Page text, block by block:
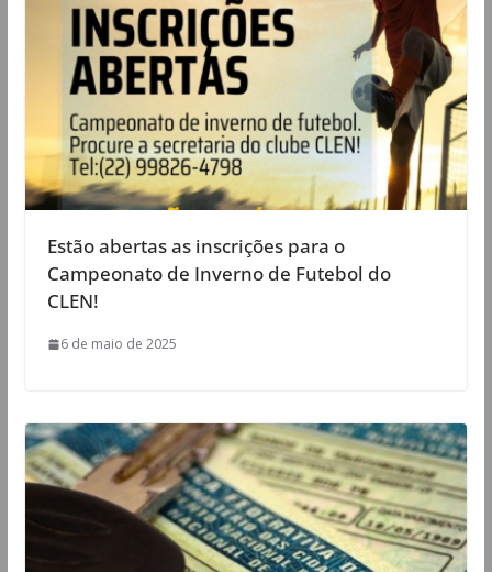
Estão abertas as inscrições para o
Campeonato de Inverno de Futebol do
CLEN!
6 de maio de 2025